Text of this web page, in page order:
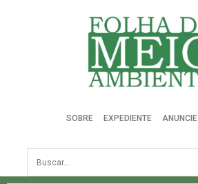
Folha do Meio Ambiente
SOBRE EXPEDIENTE ANUNCIE
Busca